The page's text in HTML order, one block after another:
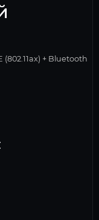
(802.11ax) + Bluetooth